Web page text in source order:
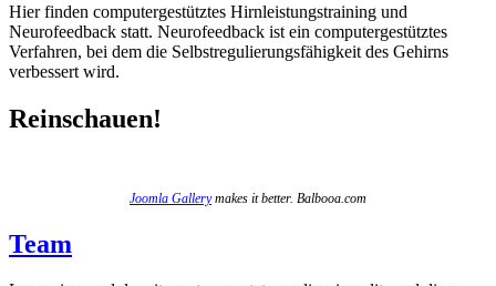
Hier finden computergestütztes Hirnleistungstraining und
Neurofeedback statt. Neurofeedback ist ein computergestütztes
Verfahren, bei dem die Selbstregulierungsfähigkeit des Gehirns
verbessert wird.
Reinschauen!
Joomla Gallerymakes it better. Balbooa.com
Team